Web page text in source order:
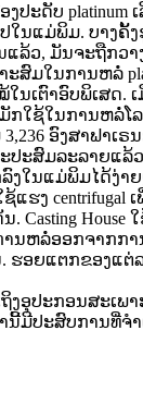
ປະດັບ
ໄປໃນແມ່ພິມ. ບ
ແລ້ວ, ມັນຈະຖືກ
ມໃນການຫລໍ່
ນເຕົາອົບພິເສດ.
ຊ້ໃນການຫລໍ່ໂລ
ອົງສາຟາເຣ
ະປະສົມລະລາຍ
ງໃນແມ່ພິມໄດ້ງ່
ໃຊ້ແຮງ
Casting
ນຫລໍ່ອອກຈາກກ
ຮອຍແຕກຂອງແ
ງອຸປະກອນສະເ
ມີປະສົບການທີ່ຈ